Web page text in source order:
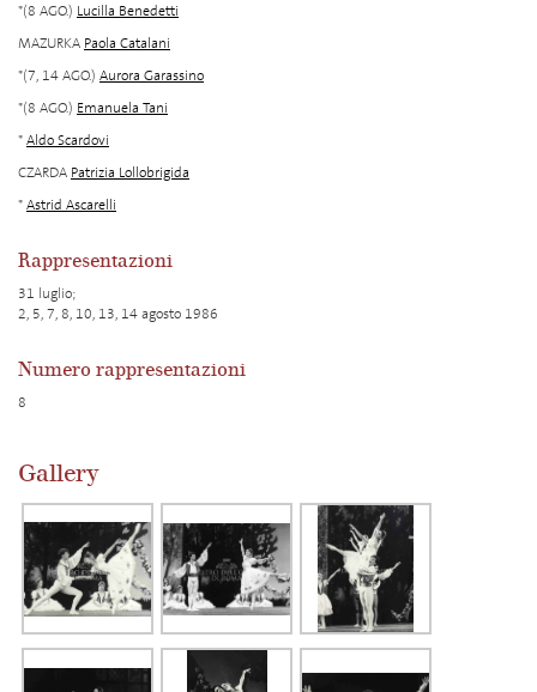
*(8 AGO.) Lucilla Benedetti
MAZURKA Paola Catalani
*(7, 14 AGO.) Aurora Garassino
*(8 AGO.) Emanuela Tani
*Aldo Scardovi
CZARDA Patrizia Lollobrigida
*Astrid Ascarelli
Rappresentazioni
31 luglio;
2, 5, 7, 8, 10, 13, 14 agosto 1986
Numero rappresentazioni
8
Gallery